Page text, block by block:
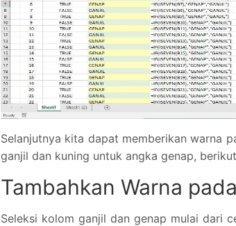
Selanjutnya kita dapat memberikan warna
ganjil dan kuning untuk angka genap,
Tambahkan Warna
Seleksi kolom ganjil dan genap mulai dari